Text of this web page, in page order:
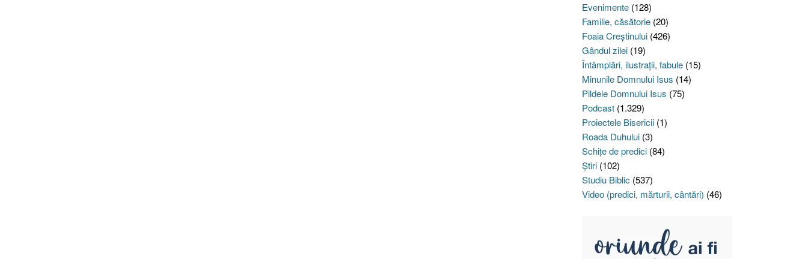
Evenimente(128)
Familie, căsătorie(20)
Foaia Creştinului(426)
Gândul zilei(19)
Întâmplări, ilustraţii, fabule(15)
Minunile Domnului Isus (14)
Pildele Domnului Isus (75)
Podcast(1.329)
Proiectele Bisericii(1)
Roada Duhului(3)
Schiţe de predici(84)
Ştiri(102)
Studiu Biblic (537)
Video (predici, mărturii, cântări) (46)